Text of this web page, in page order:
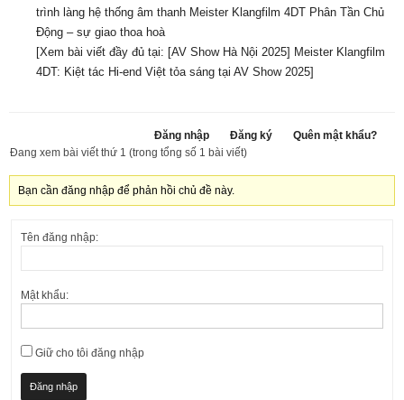
trình làng hệ thống âm thanh Meister Klangfilm 4DT Phân Tần Chủ
Động – sự giao thoa hoà
[Xem bài viết đầy đủ tại: [AV Show Hà Nội 2025] Meister Klangfilm
4DT: Kiệt tác Hi-end Việt tỏa sáng tại AV Show 2025]
Đăng nhập Đăng ký
Quên mật khẩu?
Đang xem bài viết thứ 1 (trong tổng số 1 bài viết)
Bạn cần đăng nhập để phản hồi chủ đề này.
Tên đăng nhập:
Mật khẩu:
Giữ cho tôi đăng nhập
Đăng nhập